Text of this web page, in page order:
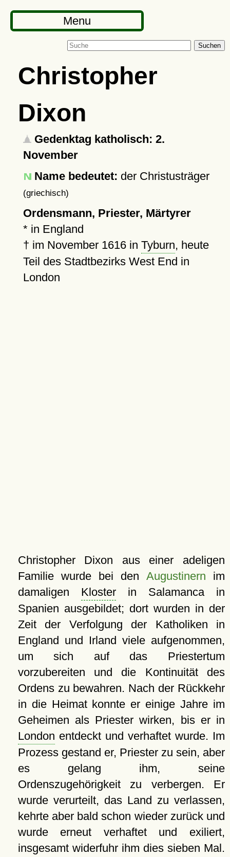
Menu
Suchen
Christopher
Dixon
Gedenktag katholisch: 2.
November
Name bedeutet: der Christusträger
(griechisch)
Ordensmann, Priester, Märtyrer
* in England
† im November 1616 in Tyburn, heute
Teil des Stadtbezirks West End in
London
Christopher Dixon aus einer adeligen
Familie wurde bei den Augustinern im
damaligen Klosterin Salamanca in
Spanien ausgebildet; dort wurden in der
Zeit der Verfolgung der Katholiken in
England und Irland viele aufgenommen,
um sich auf das Priestertum
vorzubereiten und die Kontinuität des
Ordens zu bewahren. Nach der Rückkehr
in die Heimat konnte er einige Jahre im
Geheimen als Priester wirken, bis er in
London entdeckt und verhaftet wurde. Im
Prozess gestand er, Priester zu sein, aber
es gelang ihm, seine
Ordenszugehörigkeit zu verbergen. Er
wurde verurteilt, das Land zu verlassen,
kehrte aber bald schon wieder zurück und
wurde erneut verhaftet und exiliert,
insgesamt widerfuhr ihm dies sieben Mal.